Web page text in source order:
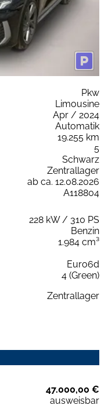
Pkw
Limousine
Apr / 2024
Automatik
19.255 km
5
Schwarz
Zentrallager
ab ca. 12.08.2026
A118804
228 kW / 310 PS
Benzin
1.984 cm³
Euro6d
4 (Green)
Zentrallager
47.000,00 €
ausweisbar